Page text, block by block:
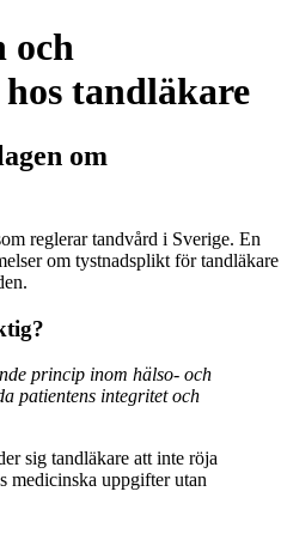
och
tandläkare
om
reglerar tandvård i Sverige. En
om tystnadsplikt för tandläkare
princip inom hälso- och
patientens integritet och
sig tandläkare att inte röja
medicinska uppgifter utan